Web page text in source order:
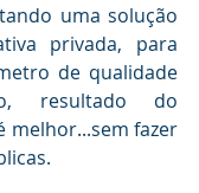
uma solução
privada, para
de qualidade
resultado do
melhor...sem fazer